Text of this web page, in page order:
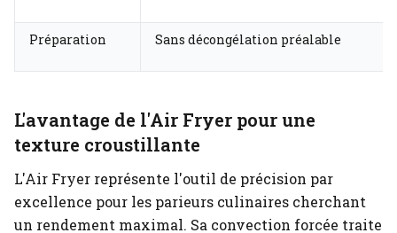
Préparation Sans décongélation préalable
L'avantage de l'Air Fryer pour une
texture croustillante
L'Air Fryer représente l'outil de précision par
excellence pour les parieurs culinaires cherchant
un rendement maximal. Sa convection forcée traite